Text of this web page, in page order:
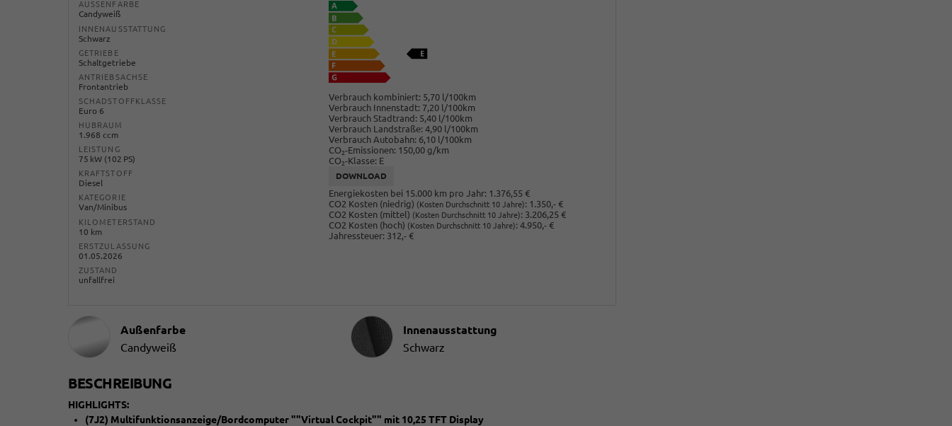
AUSSENFARBE
Candyweiß
INNENAUSSTATTUNG
Schwarz
GETRIEBE
Schaltgetriebe
ANTRIEBSACHSE
Frontantrieb
SCHADSTOFFKLASSE
Euro 6
HUBRAUM
1.968 ccm
LEISTUNG
75 kW (102 PS)
KRAFTSTOFF
Diesel
KATEGORIE
Van/Minibus
KILOMETERSTAND
10 km
ERSTZULASSUNG
01.05.2026
ZUSTAND
unfallfrei
Verbrauch kombiniert: 5,70 l/100km
Verbrauch Innenstadt: 7,20 l/100km
Verbrauch Stadtrand: 5,40 l/100km
Verbrauch Landstraße: 4,90 l/100km
Verbrauch Autobahn: 6,10 l/100km
CO2-Emissionen: 150,00 g/km
CO2-Klasse: E
DOWNLOAD
Energiekosten bei 15.000 km pro Jahr: 1.376,55 €
CO2 Kosten (niedrig) (Kosten Durchschnitt 10 Jahre): 1.350,- €
CO2 Kosten (mittel) (Kosten Durchschnitt 10 Jahre): 3.206,25 €
CO2 Kosten (hoch) (Kosten Durchschnitt 10 Jahre): 4.950,- €
Jahressteuer: 312,- €
Außenfarbe
Candyweiß
Innenausstattung
Innenausstattung
Schwarz
BESCHREIBUNG
HIGHLIGHTS:
(7J2) Multifunktionsanzeige/Bordcomputer ""Virtual Cockpit"" mit 10,25 TFT Display